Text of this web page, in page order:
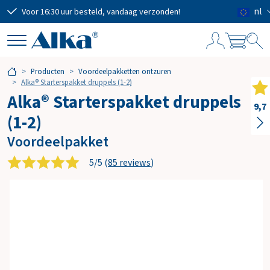
Voor 16:30 uur besteld, vandaag verzonden! nl
Producten
Voordeelpakketten ontzuren
Alka® Starterspakket druppels (1-2)
Alka® Starterspakket druppels
(1-2)
Voordeelpakket
5/5 (85 reviews)
i
k
w
a
g
9,7